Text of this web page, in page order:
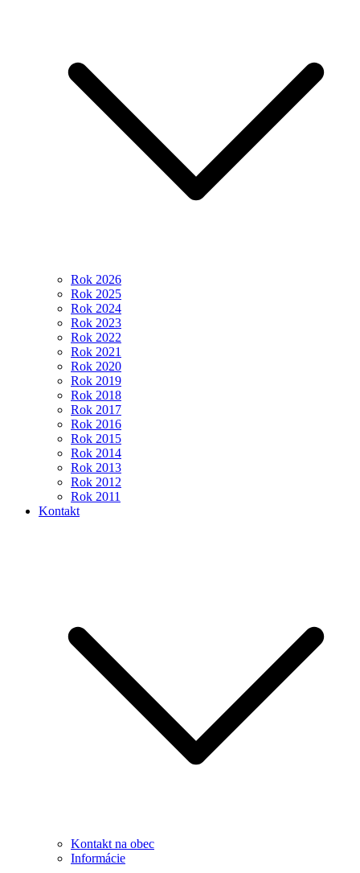
Rok 2026
Rok 2025
Rok 2024
Rok 2023
Rok 2022
Rok 2021
Rok 2020
Rok 2019
Rok 2018
Rok 2017
Rok 2016
Rok 2015
Rok 2014
Rok 2013
Rok 2012
Rok 2011
Kontakt
Kontakt na obec
Informácie